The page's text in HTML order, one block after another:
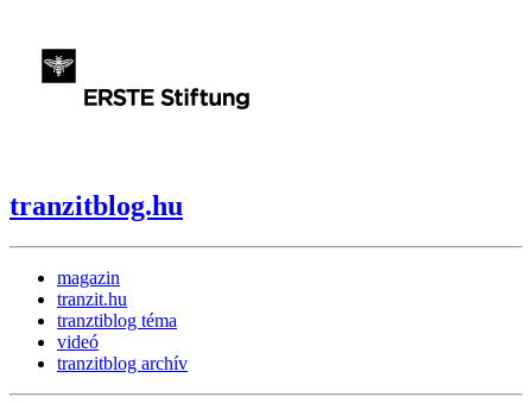
tranzitblog.hu
magazin
tranzit.hu
tranztiblog téma
videó
tranzitblog archív